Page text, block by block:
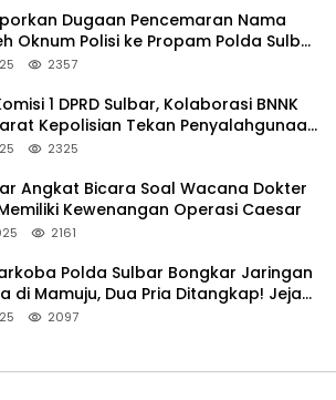
Dugaan Pencemaran Nama
Oknum Polisi ke Propam Polda Sulbar
2357
1 DPRD Sulbar, Kolaborasi BNNK
Kepolisian Tekan Penyalahgunaan
2325
Angkat Bicara Soal Wacana Dokter
Kewenangan Operasi Caesar
2161
Polda Sulbar Bongkar Jaringan
di Mamuju, Dua Pria Ditangkap! Jejak
2097